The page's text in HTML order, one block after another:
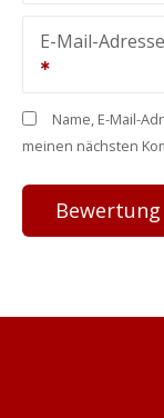
E-Mail-Adresse
Name, E-Mail-
meinen nächsten